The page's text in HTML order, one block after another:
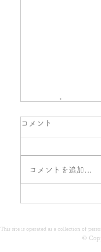
コメント
コメントを追加…
This site is operated as a collection of
©